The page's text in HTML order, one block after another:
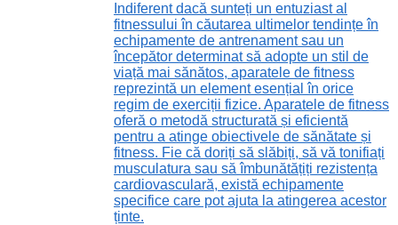
Indiferent dacă sunteți un entuziast al
fitnessului în căutarea ultimelor tendințe în
echipamente de antrenament sau un
începător determinat să adopte un stil de
viață mai sănătos, aparatele de fitness
reprezintă un element esențial în orice
regim de exerciții fizice. Aparatele de fitness
oferă o metodă structurată și eficientă
pentru a atinge obiectivele de sănătate și
fitness. Fie că doriți să slăbiți, să vă tonifiați
musculatura sau să îmbunătățiți rezistența
cardiovasculară, există echipamente
specifice care pot ajuta la atingerea acestor
ținte.